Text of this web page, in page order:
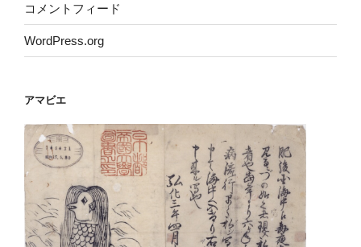
コメントフィード
WordPress.org
アマビエ